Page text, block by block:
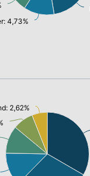
4,73%
2,62%